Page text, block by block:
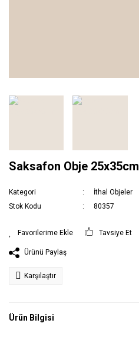
Saksafon Obje 25x35cm
Kategori
İthal Objeler
Stok Kodu
80357
Tavsiye Et
Ürünü Paylaş
Karşılaştır
Ürün Bilgisi